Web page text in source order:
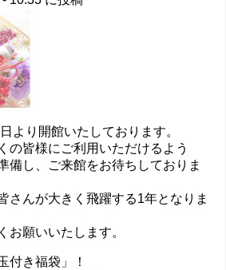
より開館いたしております。
の皆様にご利用いただけるよう
備し、ご来館をお待ちしておりま
さんが大きく飛躍する1年となりま
お願いいたします。
付き福袋」！